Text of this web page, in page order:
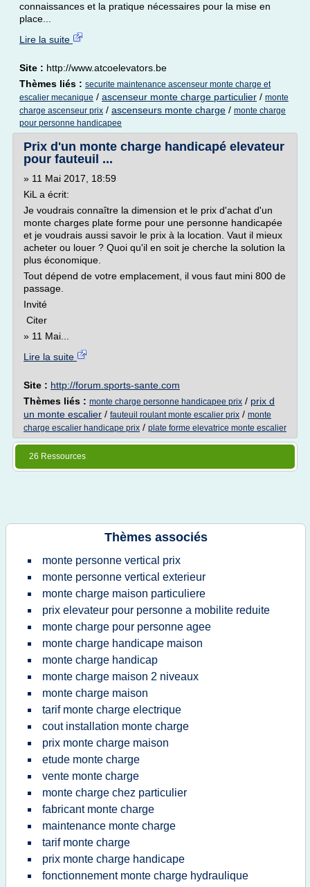
connaissances et la pratique nécessaires pour la mise en
place...
Lire la suite
Site : http://www.atcoelevators.be
Thèmes liés : securite maintenance ascenseur monte charge et
escalier mecanique / ascenseur monte charge particulier / monte
charge ascenseur prix / ascenseurs monte charge / monte charge
pour personne handicapee
Prix d'un monte charge handicapé elevateur
pour fauteuil ...
» 11 Mai 2017, 18:59
KiL a écrit:
Je voudrais connaître la dimension et le prix d'achat d'un
monte charges plate forme pour une personne handicapée
et je voudrais aussi savoir le prix à la location. Vaut il mieux
acheter ou louer ? Quoi qu'il en soit je cherche la solution la
plus économique.
Tout dépend de votre emplacement, il vous faut mini 800 de
passage.
Invité
Citer
» 11 Mai...
Lire la suite
Site : http://forum.sports-sante.com
Thèmes liés : monte charge personne handicapee prix / prix d
un monte escalier / fauteuil roulant monte escalier prix / monte
charge escalier handicape prix / plate forme elevatrice monte escalier
26 Ressources
Thèmes associés
monte personne vertical prix
monte personne vertical exterieur
monte charge maison particuliere
prix elevateur pour personne a mobilite reduite
monte charge pour personne agee
monte charge handicape maison
monte charge handicap
monte charge maison 2 niveaux
monte charge maison
tarif monte charge electrique
cout installation monte charge
prix monte charge maison
etude monte charge
vente monte charge
monte charge chez particulier
fabricant monte charge
maintenance monte charge
tarif monte charge
prix monte charge handicape
fonctionnement monte charge hydraulique